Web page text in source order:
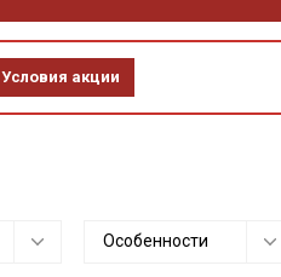
Условия акции
Особенности